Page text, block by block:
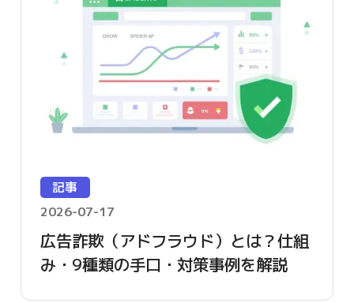
記事
2026-07-17
広告詐欺（アドフラウド）とは？仕組
み・9種類の手口・対策事例を解説